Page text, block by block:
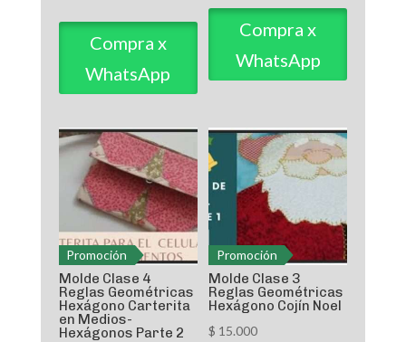
Compra x
WhatsApp
Compra x
WhatsApp
Promoción
Molde Clase 4
Reglas Geométricas
Hexágono Carterita
en Medios-
Hexágonos Parte 2
Promoción
Molde Clase 3
Reglas Geométricas
Hexágono Cojín Noel
$ 15.000